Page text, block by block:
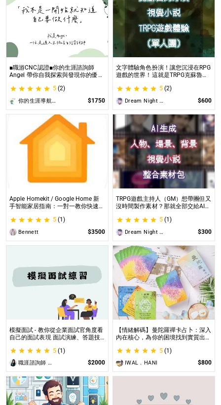
■職游CNC認證■你的生涯諮詢師
Angel 帶你自我探索與發現你的優勢
生涯諮詢師 Angel 為你服務😊
5 (2)
你的生涯導航諮詢師Angel $1750
文字體驗角色扮演！讓您沉浸在RPG
遊戲的世界！這就是TRPG克蘇魯的
驗桌上型角色扮演遊戲（TRPG）的
玩家所開設的體驗項目。
5 (2)
Dream Night Butterfly $600
Apple Homekit / Google Home 新
手智能家居指南：一對一教你快速入
在線解答，輕鬆打造理想的智慧生活
5 (1)
Bennett $3500
TRPG遊戲主持人（GM）想帶團但又
沒時間製作素材？那就全部交給AI來
TRPG主持人（GM）們所開設的項
目，主要是為了讓主持人能少準備一
些東西。
5 (1)
Dream Night Butterfly $300
模擬面試 - 教你從企業面試官角度看
自己的面試表現 面試演練、答題技
5 (1)
職涯諮詢師 阿紫 $2000
【情緒解碼】曼陀羅禪卡占卜：深入
內在核心，為你的困境找到實質出口
情緒解析，打破人生卡關循環
5 (1)
IWAL．HANI $800